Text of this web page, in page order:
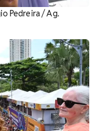
Pedreira / Ag.